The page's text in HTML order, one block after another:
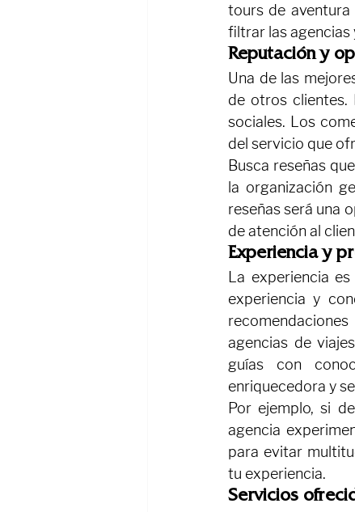
tours de
filtrar las agencias
Reputación y
Una de las
de otros clientes.
sociales. Los
del servicio que
Busca reseñas
la organización
reseñas será una
de atención al
Experiencia y
La experiencia
experiencia y
agencias de
guías con
enriquecedora y
Por ejemplo, si
agencia
para evitar
tu experiencia.
Servicios